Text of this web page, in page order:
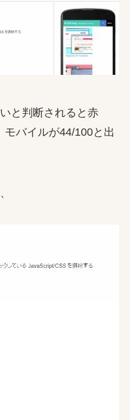
と判断されると赤
バイルが44/100と出